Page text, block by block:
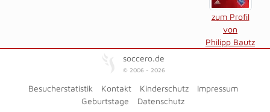
zum Profil
von
Philipp Bautz
soccero.de
© 2006 - 2026
Besucherstatistik Kontakt Kinderschutz
Impressum
Geburtstage
Datenschutz